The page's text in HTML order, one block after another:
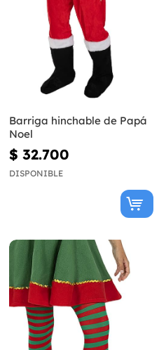
Barriga hinchable de Papá
Noel
$ 32.700
DISPONIBLE